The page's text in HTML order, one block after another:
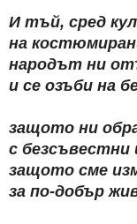
И тъй, сред
на
народът ни
и се озъби на
защото ни
с безсъвестни
защото сме
за по-добър